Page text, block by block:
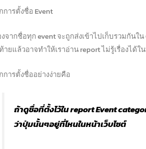
การตั้งชื่อ Event
งจากชื่อทุก event จะถูกส่งเข้าไปเก็บรวมกันใ
ายแล้วอาจทำให้เราอ่าน report ไม่รู้เรื่องได้ใ
การตั้งชื่ออย่างง่ายคือ
ถ้าดูชื่อที่ตั้งไว้ใน report Event
ว่าปุ่มนั้นๆอยู่ที่ไหนในหน้าเว็บไซต์